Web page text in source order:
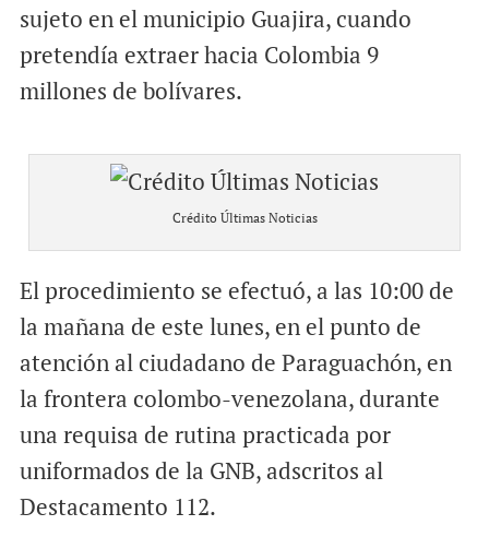
sujeto en el municipio Guajira, cuando
pretendía extraer hacia Colombia 9
millones de bolívares.
Crédito Últimas Noticias
El procedimiento se efectuó, a las 10:00 de
la mañana de este lunes, en el punto de
atención al ciudadano de Paraguachón, en
la frontera colombo-venezolana, durante
una requisa de rutina practicada por
uniformados de la GNB, adscritos al
Destacamento 112.